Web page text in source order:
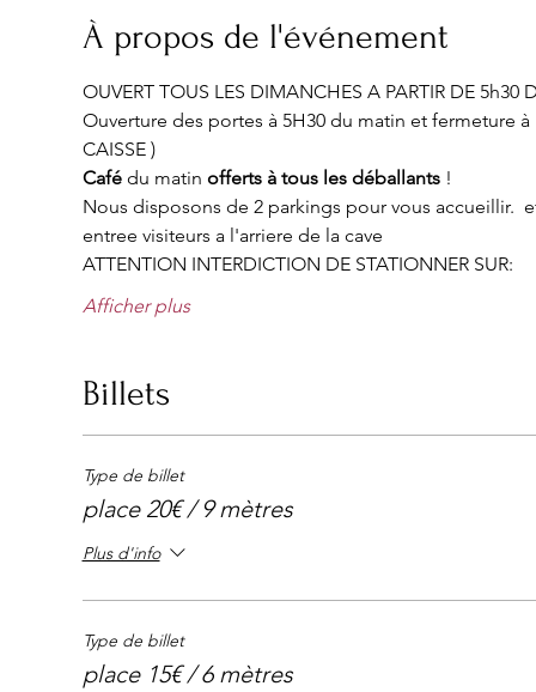
À propos de l'événement
OUVERT TOUS LES DIMANCHES A PARTIR DE 5h30
Ouverture des portes à 5H30 du matin et fermeture à
CAISSE )
Café du matin offerts à tous les déballants !
Nous disposons de 2 parkings pour vous accueillir.
entree visiteurs a l'arriere de la cave
ATTENTION INTERDICTION DE STATIONNER SUR:
Afficher plus
Billets
Type de billet
place 20€ / 9 mètres
Plus d'info
Type de billet
place 15€ / 6 mètres